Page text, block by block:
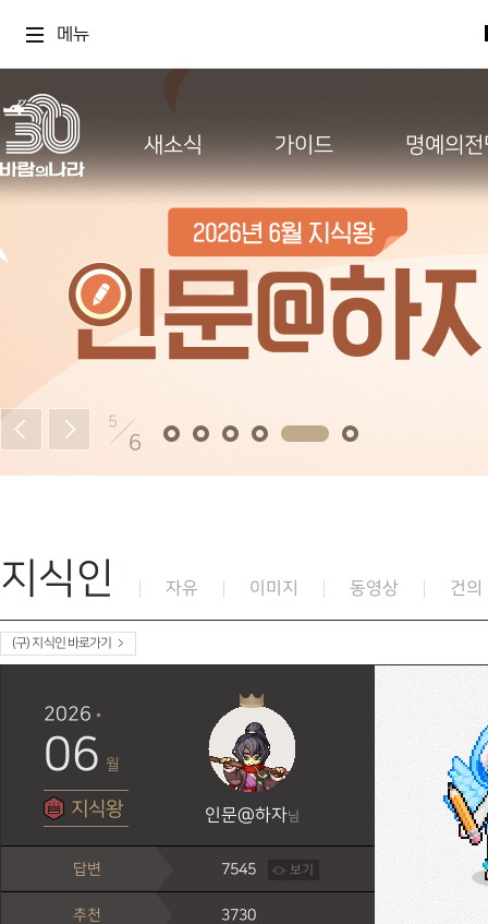
메뉴
새소식 가이드 명예의
5
6
지식인 자유 이미지 동영상 건의
(구) 지식인 바로가기
2026
06 월
지식왕 인문@하자님
답변 7545 보기
추천 3730